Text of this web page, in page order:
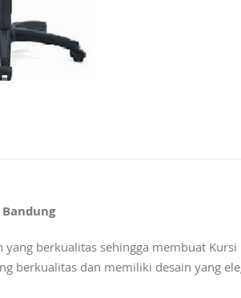
yang berkualitas sehingga membuat
berkualitas dan memiliki desain yang